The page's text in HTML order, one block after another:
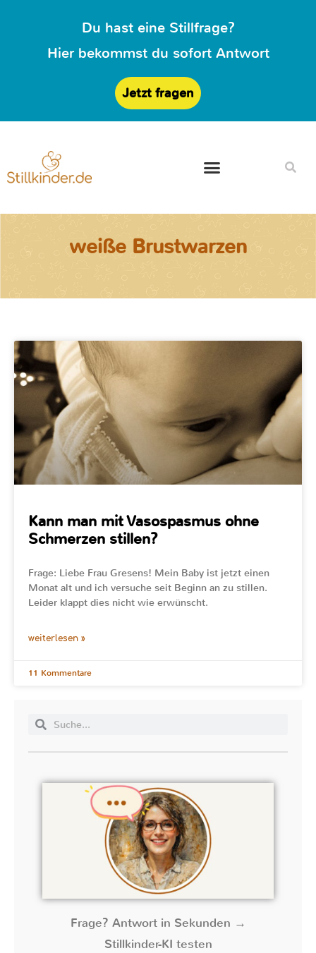
Du hast eine Stillfrage?
Hier bekommst du sofort Antwort
Jetzt fragen
weiße Brustwarzen
Kann man mit Vasospasmus ohne
Schmerzen stillen?
Frage: Liebe Frau Gresens! Mein Baby ist jetzt einen
Monat alt und ich versuche seit Beginn an zu stillen.
Leider klappt dies nicht wie erwünscht.
weiterlesen »
11 Kommentare
Frage? Antwort in Sekunden →
Stillkinder-KI testen